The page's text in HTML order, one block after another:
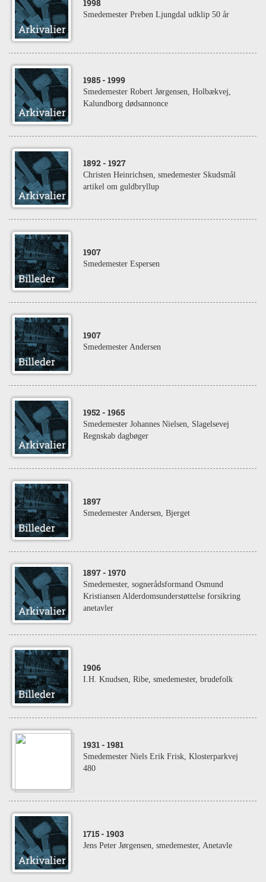
1998
Smedemester Preben Ljungdal udklip 50 år
1985 - 1999
Smedemester Robert Jørgensen, Holbækvej,
Kalundborg dødsannonce
1892 - 1927
Christen Heinrichsen, smedemester Skudsmål
artikel om guldbryllup
1907
Smedemester Espersen
1907
Smedemester Andersen
1952 - 1965
Smedemester Johannes Nielsen, Slagelsevej
Regnskab dagbøger
1897
Smedemester Andersen, Bjerget
1897 - 1970
Smedemester, sognerådsformand Osmund
Kristiansen Alderdomsunderstøttelse forsikring
anetavler
1906
I.H. Knudsen, Ribe, smedemester, brudefolk
1931 - 1981
Smedemester Niels Erik Frisk, Klosterparkvej
480
1715 - 1903
Jens Peter Jørgensen, smedemester, Anetavle